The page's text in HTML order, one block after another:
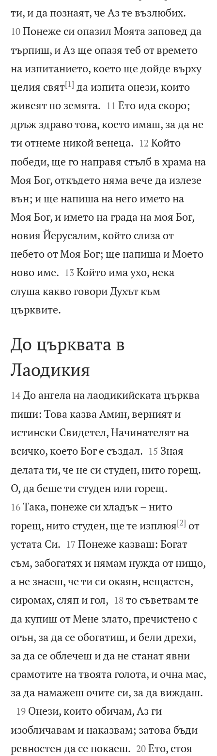
ти, и да познаят, че Аз те възлюбих.
10 Понеже си опазил Моята заповед да
търпиш, и Аз ще опазя теб от времето
на изпитанието, което ще дойде върху
целия свят[1] да изпита онези, които
живеят по земята. 

11 Ето ида скоро;
дръж здраво това, което имаш, за да не
ти отнеме никой венеца. 

12 Който
победи, ще го направя стълб в храма на
Моя Бог, откъдето няма вече да излезе
вън; и ще напиша на него името на
Моя Бог, и името на града на моя Бог,
новия Йерусалим, който слиза от
небето от Моя Бог; ще напиша и Моето
ново име. 

13 Който има ухо, нека
слуша какво говори Духът към
църквите.

До църквата в
Лаодикия

14 До ангела на лаодикийската църква
пиши: Това казва Амин, верният и
истински Свидетел, Начинателят на
всичко, което Бог е създал. 

15 Зная
делата ти, че не си студен, нито горещ.
О, да беше ти студен или горещ.
16 Така, понеже си хладък – нито
горещ, нито студен, ще те изплюя[2] от
устата Си. 

17 Понеже казваш: Богат
съм, забогатях и нямам нужда от нищо,
а не знаеш, че ти си окаян, нещастен,
сиромах, сляп и гол, 

18 то съветвам те
да купиш от Мене злато, пречистено с
огън, за да се обогатиш, и бели дрехи,
за да се облечеш и да не станат явни
срамотите на твоята голота, и очна мас,
за да намажеш очите си, за да виждаш.

19 Онези, които обичам, Аз ги
изобличавам и наказвам; затова бъди
ревностен да се покаеш. 

20 Ето, стоя